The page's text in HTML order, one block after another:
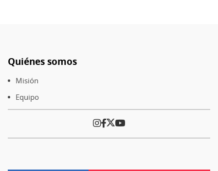
Pie
de
página
Quiénes somos
Misión
Equipo